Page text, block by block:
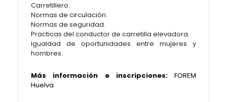
Carretillero.
Normas de circulación.
Normas de seguridad.
Practicas del conductor de carretilla elevadora.
Igualdad de oportunidades entre mujeres y
hombres.
Más información e inscripciones:FOREM
Huelva